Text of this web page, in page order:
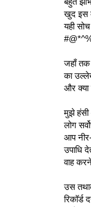
खुद इस
यही
जहाँ तक
का
और क्या
मुझे हंसी
लोग
आप
उपाधि
वाह
उस
रिकॉर्ड